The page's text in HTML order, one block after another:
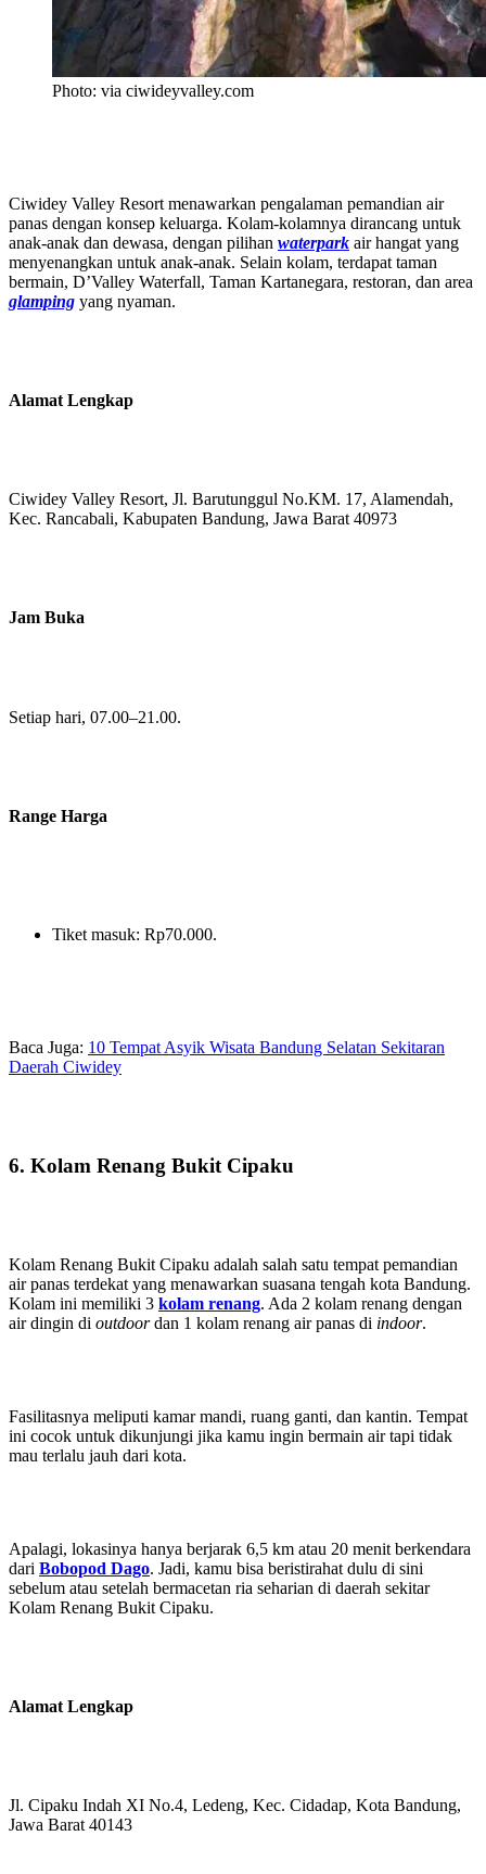
Photo: via ciwideyvalley.com
Ciwidey Valley Resort menawarkan pengalaman pemandian air
panas dengan konsep keluarga. Kolam-kolamnya dirancang untuk
anak-anak dan dewasa, dengan pilihan waterpark air hangat yang
menyenangkan untuk anak-anak. Selain kolam, terdapat taman
bermain, D’Valley Waterfall, Taman Kartanegara, restoran, dan area
glamping yang nyaman.
Alamat Lengkap
Ciwidey Valley Resort, Jl. Barutunggul No.KM. 17, Alamendah,
Kec. Rancabali, Kabupaten Bandung, Jawa Barat 40973
Jam Buka
Setiap hari, 07.00–21.00.
Range Harga
Tiket masuk: Rp70.000.
Baca Juga: 10 Tempat Asyik Wisata Bandung Selatan Sekitaran
Daerah Ciwidey
6. Kolam Renang Bukit Cipaku
Kolam Renang Bukit Cipaku adalah salah satu tempat pemandian
air panas terdekat yang menawarkan suasana tengah kota Bandung.
Kolam ini memiliki 3 kolam renang. Ada 2 kolam renang dengan
air dingin di outdoordan 1 kolam renang air panas di indoor.
Fasilitasnya meliputi kamar mandi, ruang ganti, dan kantin. Tempat
ini cocok untuk dikunjungi jika kamu ingin bermain air tapi tidak
mau terlalu jauh dari kota.
Apalagi, lokasinya hanya berjarak 6,5 km atau 20 menit berkendara
dari Bobopod Dago. Jadi, kamu bisa beristirahat dulu di sini
sebelum atau setelah bermacetan ria seharian di daerah sekitar
Kolam Renang Bukit Cipaku.
Alamat Lengkap
Jl. Cipaku Indah XI No.4, Ledeng, Kec. Cidadap, Kota Bandung,
Jawa Barat 40143